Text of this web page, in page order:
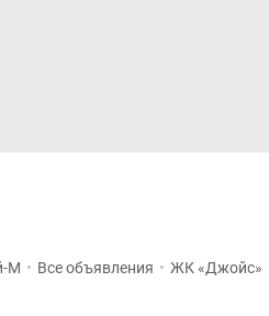
М • Все объявления • ЖК «Джойс»